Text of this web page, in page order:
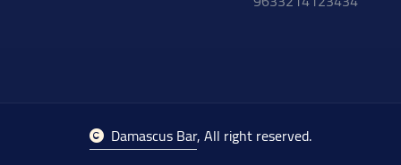
Damascus Bar, All right reserved.